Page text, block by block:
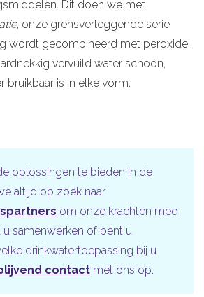
Dit doen we met
, onze grensverleggende serie
wordt gecombineerd met peroxide.
vervuild water schoon,
bruikbaar is in elke vorm.
oplossingen te bieden in de
altijd op zoek naar
om onze krachten mee
samenwerken of bent u
drinkwatertoepassing bij u
contact met ons op.